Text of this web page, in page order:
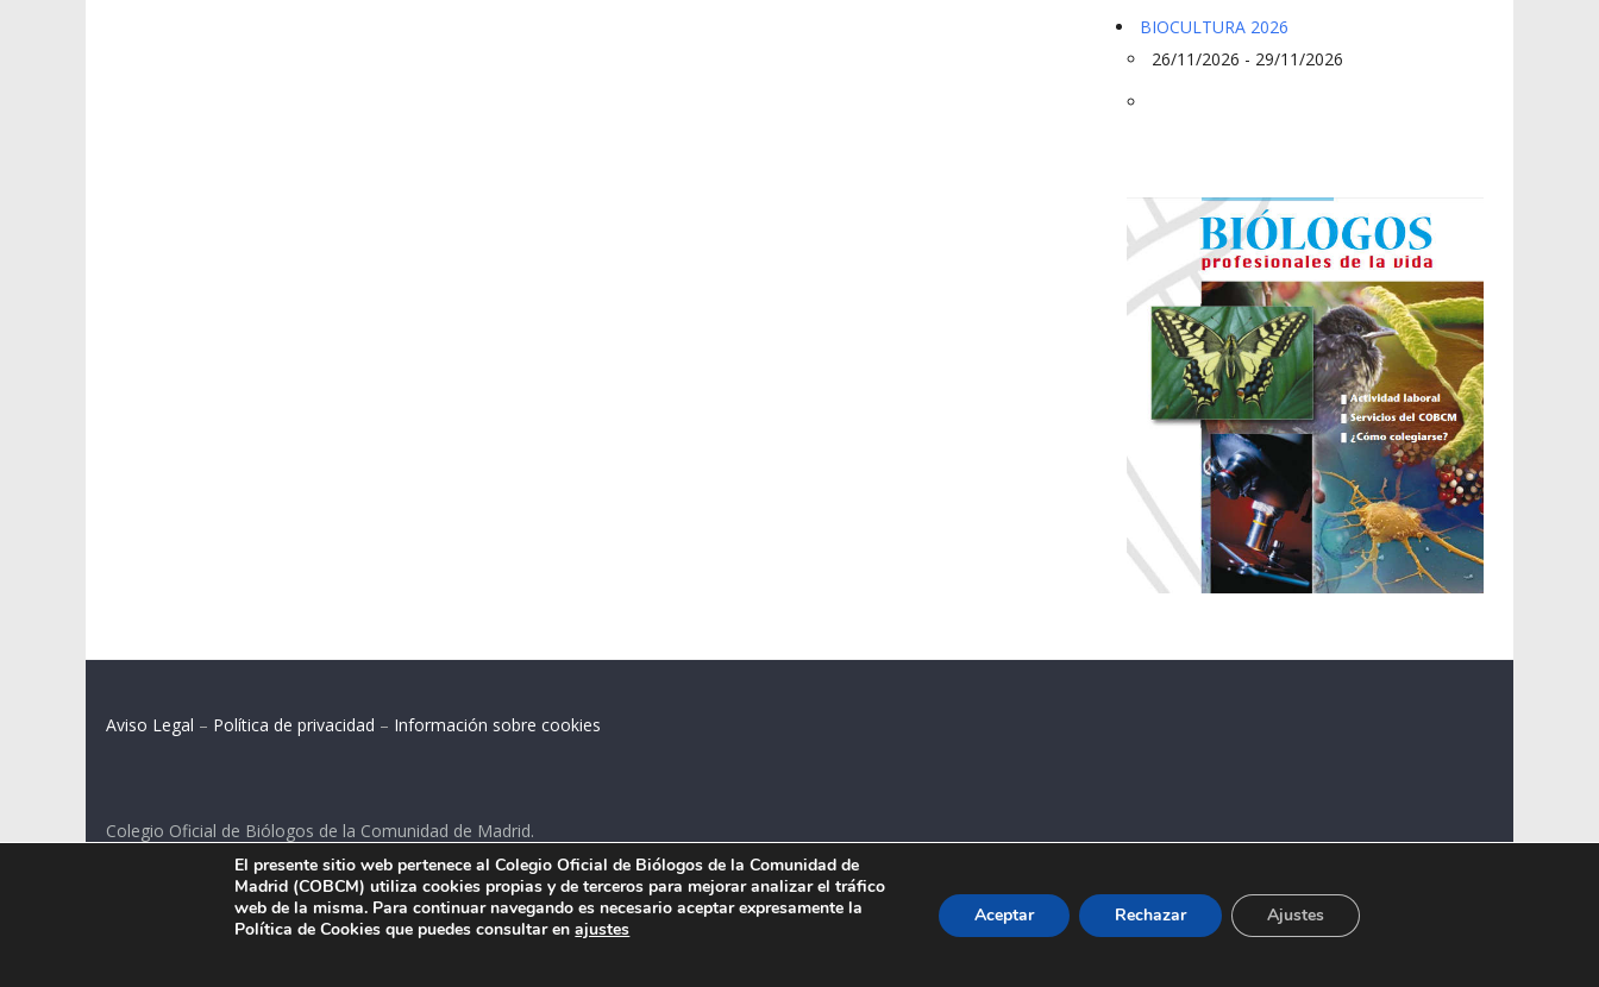
BIOCULTURA 2026
26/11/2026 - 29/11/2026
Aviso Legal – Política de privacidad – Información sobre cookies
Colegio Oficial de Biólogos de la Comunidad de Madrid.
C/ Santa Engracia 108, 2º int.izq. 28003 Madrid.
El presente sitio web pertenece al Colegio Oficial de Biólogos de la Comunidad de
Madrid (COBCM) utiliza cookies propias y de terceros para mejorar analizar el tráfico
web de la misma. Para continuar navegando es necesario aceptar expresamente la
Política de Cookies que puedes consultar enajustes
Aceptar Rechazar Ajustes